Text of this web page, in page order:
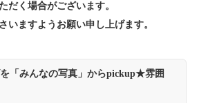
だく場合がございます。
いますようお願い申し上げます。
「みんなの写真」からpickup★雰囲